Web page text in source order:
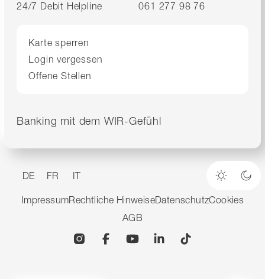
24/7 Debit Helpline
061 277 98 76
Karte sperren
Login vergessen
Offene Stellen
Banking mit dem WIR-Gefühl
DE FR IT
Heller
ImpressumRechtliche HinweiseDatenschutzCookies
AGB
InstagramFacebookYouTubeLinkedin